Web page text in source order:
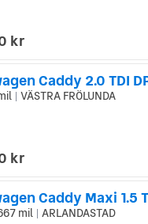
kr
Caddy 2.0 TDI
VÄSTRA FRÖLUNDA
kr
mil ARLANDASTAD